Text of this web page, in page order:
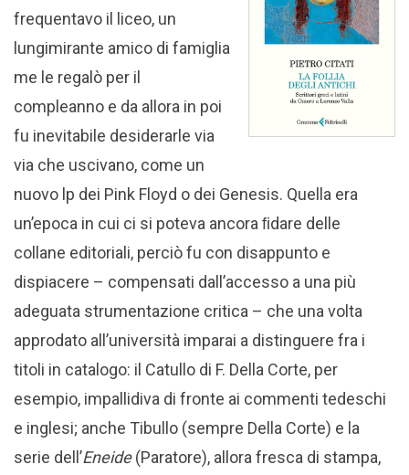
frequentavo il liceo, un
lungimirante amico di famiglia
me le regalò per il
compleanno e da allora in poi
fu inevitabile desiderarle via
via che uscivano, come un
nuovo lp dei Pink Floyd o dei Genesis. Quella era
un’epoca in cui ci si poteva ancora ﬁdare delle
collane editoriali, perciò fu con disappunto e
dispiacere – compensati dall’accesso a una più
adeguata strumentazione critica – che una volta
approdato all’università imparai a distinguere fra i
titoli in catalogo: il Catullo di F. Della Corte, per
esempio, impallidiva di fronte ai commenti tedeschi
e inglesi; anche Tibullo (sempre Della Corte) e la
serie dell’Eneide(Paratore), allora fresca di stampa,